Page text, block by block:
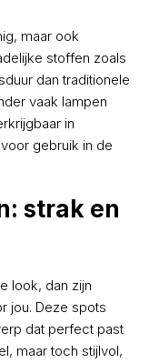
maar ook
stoffen zoals
dan traditionele
vaak lampen
in
gebruik in de
strak en
look, dan zijn
jou. Deze spots
dat perfect past
maar toch stijlvol,